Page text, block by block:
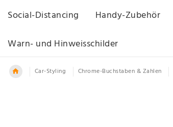
Social-Distancing Handy-Zubehör
Warn- und Hinweisschilder
Car-Styling Chrome-Buchstaben & Zahlen